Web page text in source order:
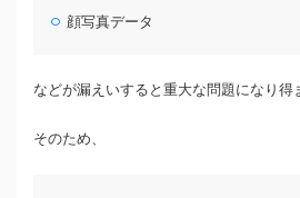
顔写真データ
などが漏えいすると重大な問題になり得
そのため、